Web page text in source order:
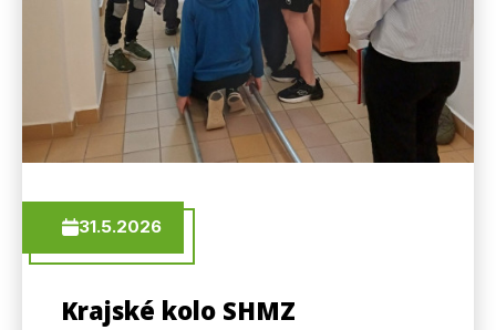
31.5.2026
Krajské kolo SHMZ